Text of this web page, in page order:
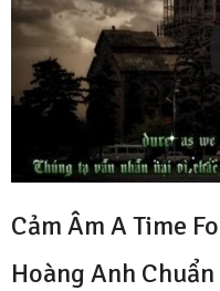
Cảm Âm A Time
Hoàng Anh